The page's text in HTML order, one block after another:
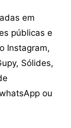
em
públicas e
Instagram,
Sólides,
ou